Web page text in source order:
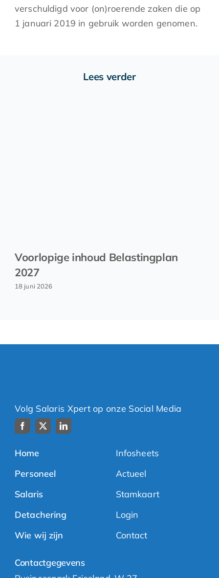
verschuldigd voor (on)roerende zaken die op
1 januari 2019 in gebruik worden genomen.
Lees verder
Voorlopige inhoud Belastingplan
2027
18 juni 2026
Volg Salaris Xpert op onze Social Media
Home
Personeel
Salaris
Detachering
Wie wij zijn
Infosheets
Actueel
Stamkaart
Login
Contact
Contactgegevens